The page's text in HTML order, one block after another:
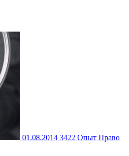
01.08.2014 3422 Опыт Право